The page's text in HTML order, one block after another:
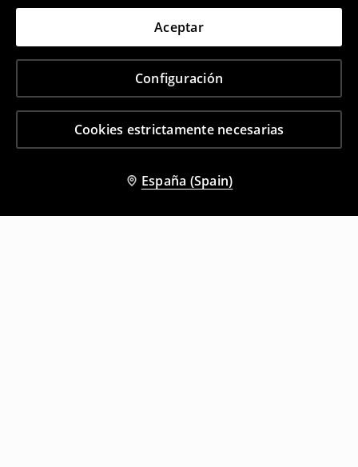
Cookies estrictamente necesarias
Configuración
Aceptar
España (Spain)